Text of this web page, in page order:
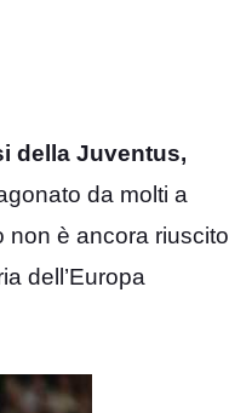
della Juventus,
da molti a
non è ancora riuscito
dell’Europa